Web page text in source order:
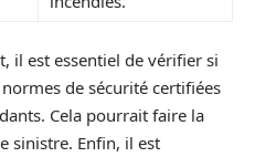
il est essentiel de vérifier si
de sécurité certifiées
Cela pourrait faire la
sinistre. Enfin, il est